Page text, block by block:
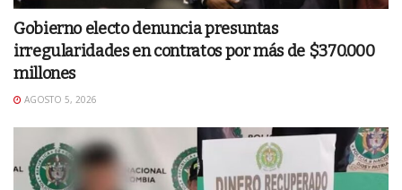
Gobierno electo denuncia presuntas
irregularidades en contratos por más de $370.000
millones
AGOSTO 5, 2026